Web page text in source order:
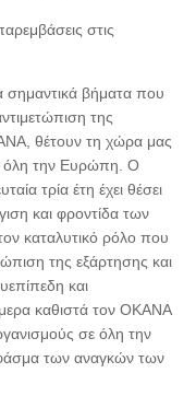
στις
σημαντικά βήματα που
της
θέτουν τη χώρα μας
όλη την Ευρώπη. Ο
τρία έτη έχει θέσει
και φροντίδα των
καταλυτικό ρόλο που
της εξάρτησης και
και
καθιστά τον ΟΚΑΝΑ
σε όλη την
των αναγκών των